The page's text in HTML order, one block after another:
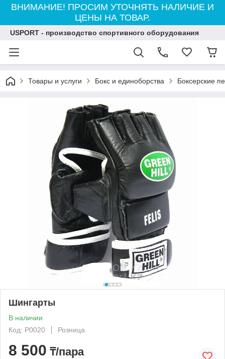
ВНИМАНИЕ! ПРОСИМ УТОЧНЯТЬ НАЛИЧИЕ И
ЦЕНЫ НА ТОВАР.
USPORT - производство спортивного оборудования
Товары и услуги Бокс и единоборства Боксерские
Шингарты
В наличии
Код: P0020
Розница
8 500 ₸/пара